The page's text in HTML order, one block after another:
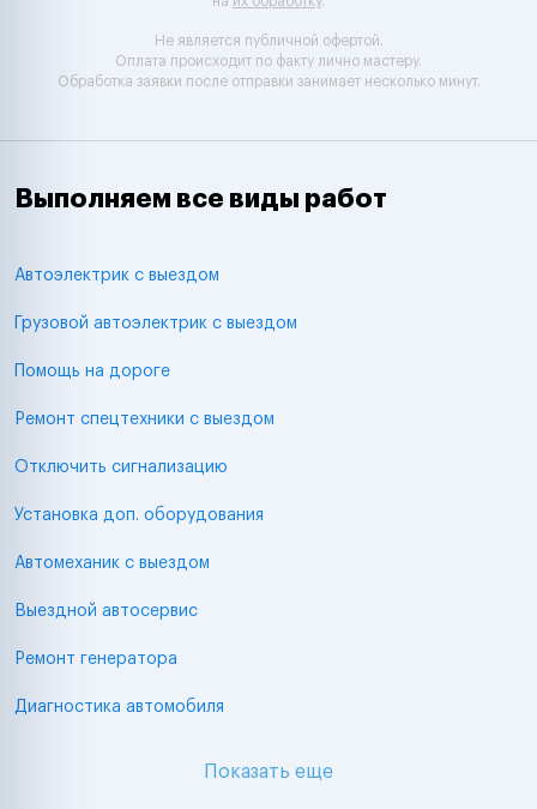
Не является публичной офертой.
Оплата происходит по факту лично мастеру.
Обработка заявки после отправки занимает несколько минут.
Выполняем все виды работ
Автоэлектрик с выездом
Грузовой автоэлектрик с выездом
Помощь на дороге
Ремонт спецтехники с выездом
Отключить сигнализацию
Установка доп. оборудования
Автомеханик с выездом
Выездной автосервис
Ремонт генератора
Диагностика автомобиля
Показать еще